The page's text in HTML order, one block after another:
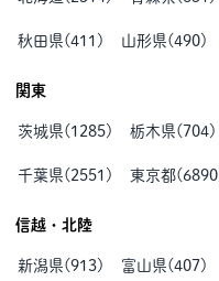
秋田県(411 ) 山形県(490)
関東
茨城県( 1285) 栃木県( 704)
千葉県( 2551 ) 東京都( 6890
信越・北陸
新潟県(913) 富山県(407 )